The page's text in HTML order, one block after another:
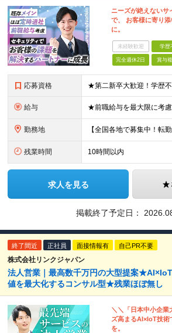
ニーズが絶えないサ
で、 お客様に寄り
に。
未経験歓迎 学歴
完全週休2日 賞与
応募資格
給与
勤務地
残業時間 10時間以内
求人を見る
掲載終了予定日：
終了間近 正社員 面接情報有 自己PR不要
株式会社リンクジャパン
法人営業｜最高数千万円の大型提案
値を最大化するコンサル型★残業ほぼ無し
＼＼「日本中小企業
ズ高まるAI×IoT技術
を。